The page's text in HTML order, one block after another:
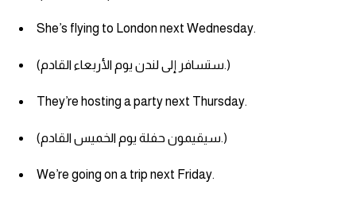
She’s flying to London next Wednesday.
(ستسافر إلى لندن يوم الأربعاء القادم.)
They’re hosting a party next Thursday.
(سيقيمون حفلة يوم الخميس القادم.)
We’re going on a trip next Friday.